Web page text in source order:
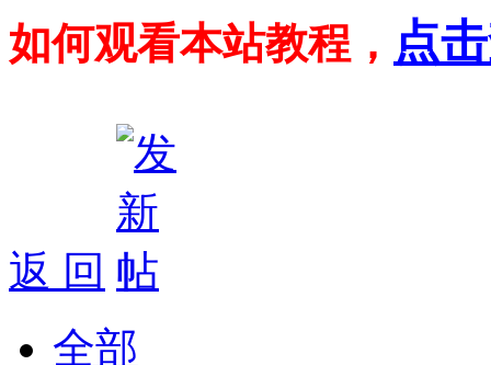
如何观看本站教程， 点
返 回
全部